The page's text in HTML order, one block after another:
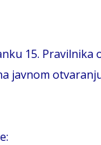
15.
javnom